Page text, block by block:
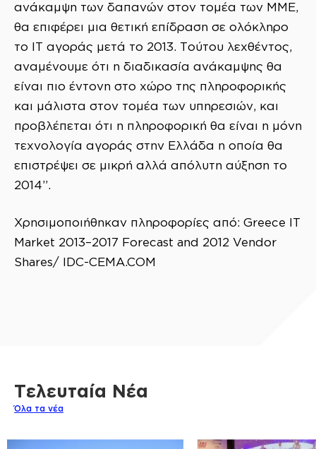
ανάκαμψη των δαπανών στον τομέα των ΜΜΕ,
θα επιφέρει μια θετική επίδραση σε ολόκληρο
το IT αγοράς μετά το 2013. Τούτου λεχθέντος,
αναμένουμε ότι η διαδικασία ανάκαμψης θα
είναι πιο έντονη στο χώρο της πληροφορικής
και μάλιστα στον τομέα των υπηρεσιών, και
προβλέπεται ότι η πληροφορική θα είναι η μόνη
τεχνολογία αγοράς στην Ελλάδα η οποία θα
επιστρέψει σε μικρή αλλά απόλυτη αύξηση το
2014”.
Χρησιμοποιήθηκαν πληροφορίες από: Greece IT
Market 2013–2017 Forecast and 2012 Vendor
Shares/ IDC-CEMA.COM
Τελευταία Νέα
Όλα τα νέα